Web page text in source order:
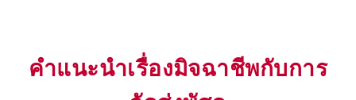
คำแนะนำเรื่องมิจฉาชีพกับการ